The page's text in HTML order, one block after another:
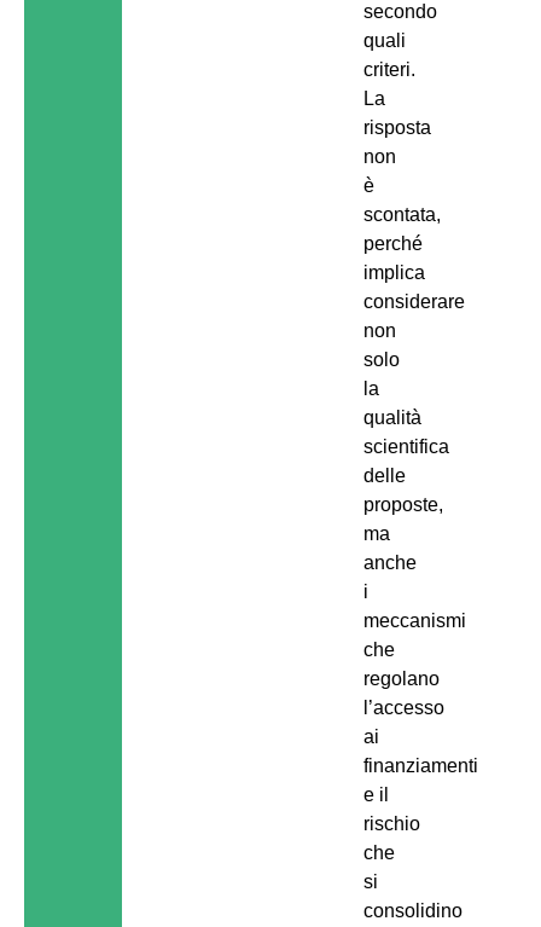
secondo
quali
criteri.
La
risposta
non
è
scontata,
perché
implica
considerare
non
solo
la
qualità
scientifica
delle
proposte,
ma
anche
i
meccanismi
che
regolano
l’accesso
ai
finanziamenti
e il
rischio
che
si
consolidino